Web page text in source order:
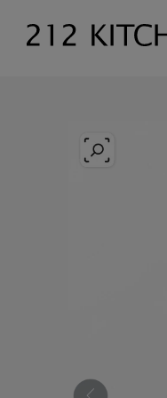
トップ 【公式】